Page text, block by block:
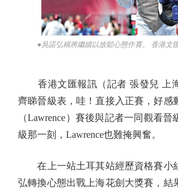
●吳諾弘稱將繼續以放鬆心態作賽。 香港文
香港文匯報訊（記者 張發兒 上
齊睇晉級表，哇！直接入正賽，好感
（Lawrence）賽後與記者一同觀看
級那一刻，Lawrence也難掩興奮。
在上一站土耳其站經歷資格賽小
弘轉換心態出戰上海花劍大獎賽，結